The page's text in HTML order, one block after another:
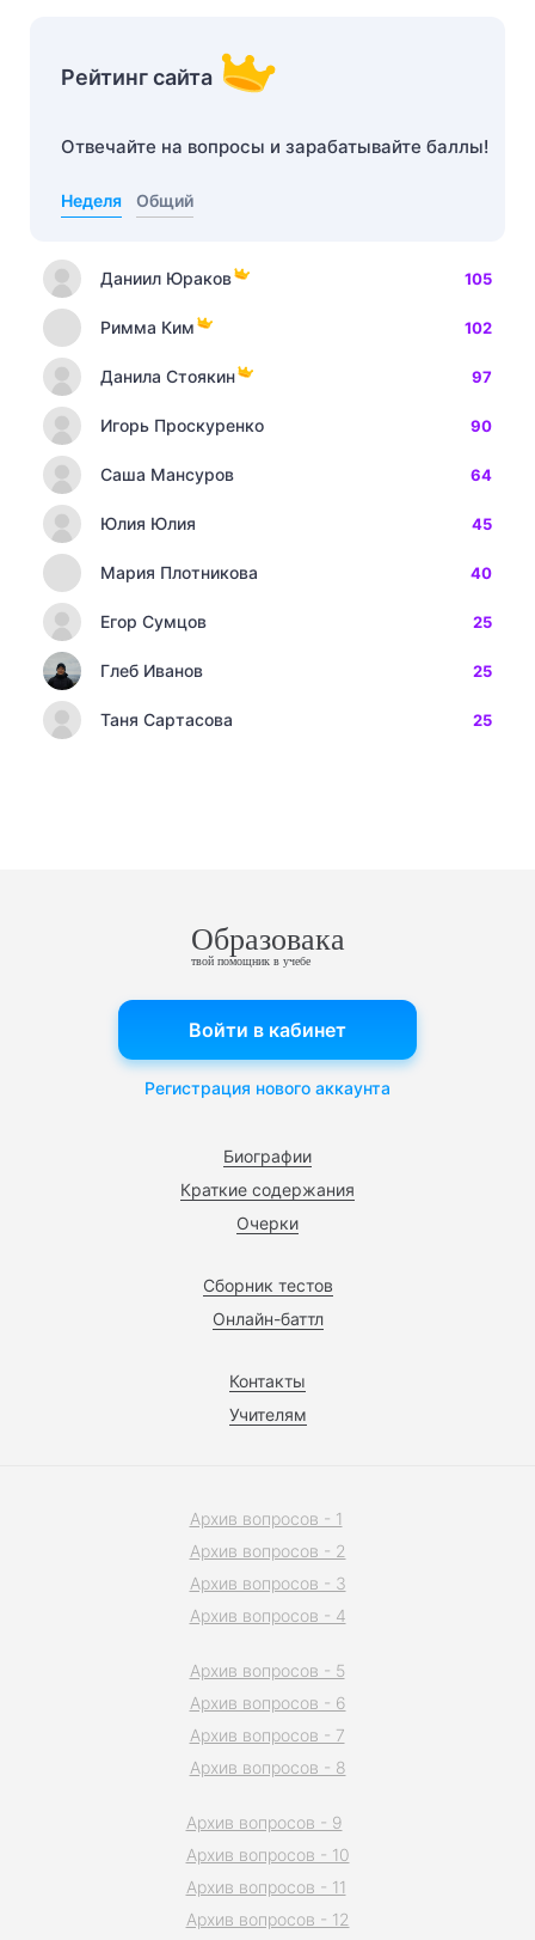
Рейтинг сайта
Отвечайте на вопросы и зарабатывайте баллы!
Неделя Общий
Даниил Юраков 105
Римма Ким 102
Данила Стоякин 97
Игорь Проскуренко 90
Саша Мансуров 64
Юлия Юлия 45
Мария Плотникова 40
Егор Сумцов 25
Глеб Иванов 25
Таня Сартасова 25
Образовака
твой помощник в учебе
Биографии
Краткие содержания
Очерки
Сборник тестов
Онлайн-баттл
Контакты
Учителям
Войти в кабинет
Регистрация нового аккаунта
Архив вопросов - 1
Архив вопросов - 2
Архив вопросов - 3
Архив вопросов - 4
Архив вопросов - 5
Архив вопросов - 6
Архив вопросов - 7
Архив вопросов - 8
Архив вопросов - 9
Архив вопросов - 10
Архив вопросов - 11
Архив вопросов - 12